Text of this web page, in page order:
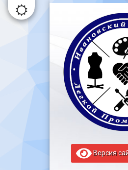
Перейти
содержимому
Версия